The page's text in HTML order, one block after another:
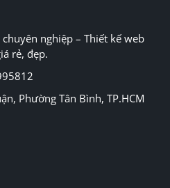
nghiệp – Thiết kế web
rẻ, đẹp.
Phường Tân Bình, TP.HCM